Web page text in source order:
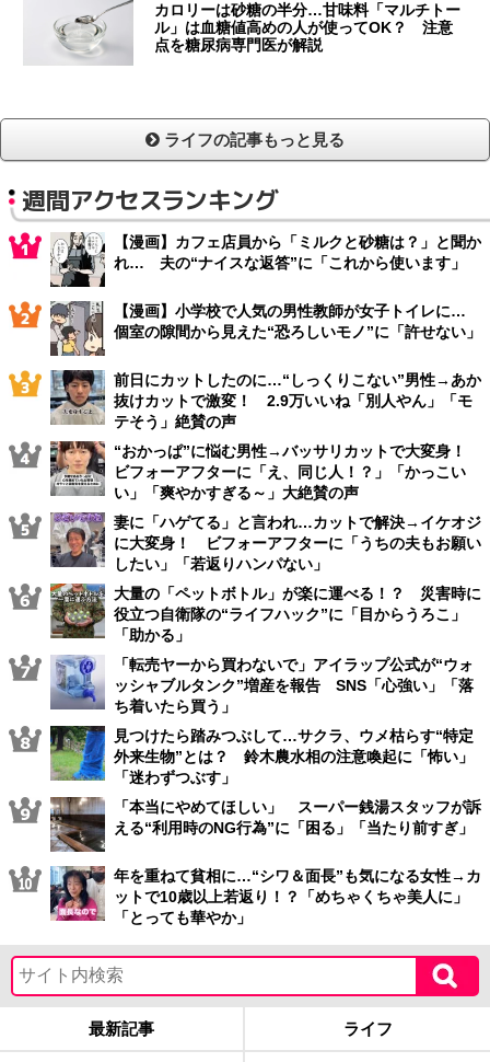
カロリーは砂糖の半分…甘味料「マルチトー
ル」は血糖値高めの人が使ってOK？ 注意
点を糖尿病専門医が解説
ライフの記事もっと見る
週間アクセスランキング
【漫画】カフェ店員から「ミルクと砂糖は？」と聞か
れ… 夫の“ナイスな返答”に「これから使います」
【漫画】小学校で人気の男性教師が女子トイレに…
個室の隙間から見えた“恐ろしいモノ”に「許せない」
前日にカットしたのに…“しっくりこない”男性→あか
抜けカットで激変！ 2.9万いいね「別人やん」「モ
テそう」絶賛の声
“おかっぱ”に悩む男性→バッサリカットで大変身！
ビフォーアフターに「え、同じ人！？」「かっこい
い」「爽やかすぎる～」大絶賛の声
妻に「ハゲてる」と言われ…カットで解決→イケオジ
に大変身！ ビフォーアフターに「うちの夫もお願い
したい」「若返りハンパない」
大量の「ペットボトル」が楽に運べる！？ 災害時に
役立つ自衛隊の“ライフハック”に「目からうろこ」
「助かる」
「転売ヤーから買わないで」アイラップ公式が“ウォ
ッシャブルタンク”増産を報告 SNS「心強い」「落
ち着いたら買う」
見つけたら踏みつぶして…サクラ、ウメ枯らす“特定
外来生物”とは？ 鈴木農水相の注意喚起に「怖い」
「迷わずつぶす」
「本当にやめてほしい」 スーパー銭湯スタッフが訴
える“利用時のNG行為”に「困る」「当たり前すぎ」
年を重ねて貧相に…“シワ＆面長”も気になる女性→カ
ットで10歳以上若返り！？「めちゃくちゃ美人に」
「とっても華やか」
最新記事 ライフ